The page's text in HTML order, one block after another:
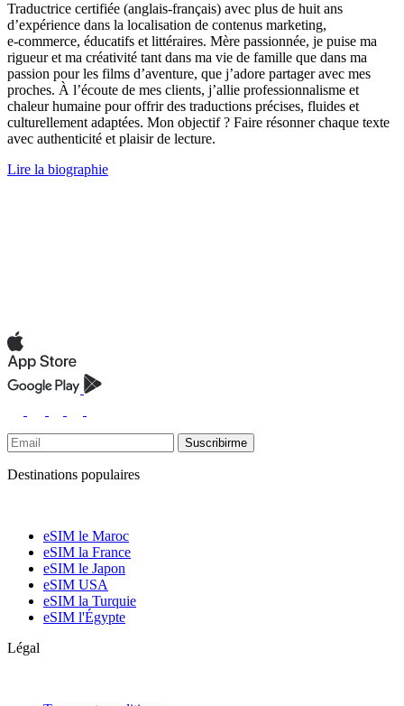
Traductrice certifiée (anglais-français) avec plus de huit ans
d’expérience dans la localisation de contenus marketing,
e‑commerce, éducatifs et littéraires. Mère passionnée, je puise ma
rigueur et ma créativité tant dans ma vie de famille que dans ma
passion pour les films d’aventure, que j’adore partager avec mes
proches. À l’écoute de mes clients, j’allie professionnalisme et
chaleur humaine pour offrir des traductions précises, fluides et
culturellement adaptées. Mon objectif ? Faire résonner chaque texte
avec authenticité et plaisir de lecture.
Lire la biographie
Suscribirme
Destinations populaires
eSIM le Maroc
eSIM la France
eSIM le Japon
eSIM USA
eSIM la Turquie
eSIM l'Égypte
Légal